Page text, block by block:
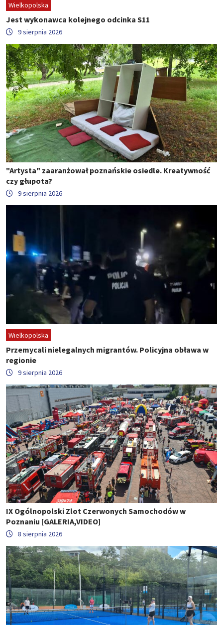
Wielkopolska
Jest wykonawca kolejnego odcinka S11
9 sierpnia 2026
"Artysta" zaaranżował poznańskie osiedle. Kreatywność
czy głupota?
9 sierpnia 2026
Wielkopolska
Przemycali nielegalnych migrantów. Policyjna obława w
regionie
9 sierpnia 2026
IX Ogólnopolski Zlot Czerwonych Samochodów w
Poznaniu [GALERIA,VIDEO]
8 sierpnia 2026